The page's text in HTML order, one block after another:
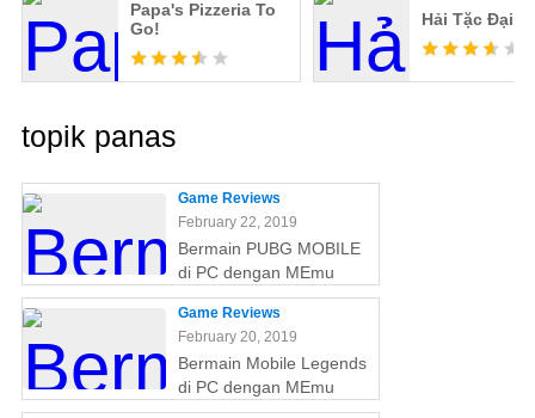
Papa's Pizzeria To
Go!
Hải Tặc Đại
topik panas
Game Reviews
February 22, 2019
Bermain PUBG MOBILE
di PC dengan MEmu
Game Reviews
February 20, 2019
Bermain Mobile Legends
di PC dengan MEmu